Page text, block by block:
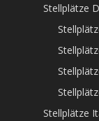
Stellplätze
Stellplätze